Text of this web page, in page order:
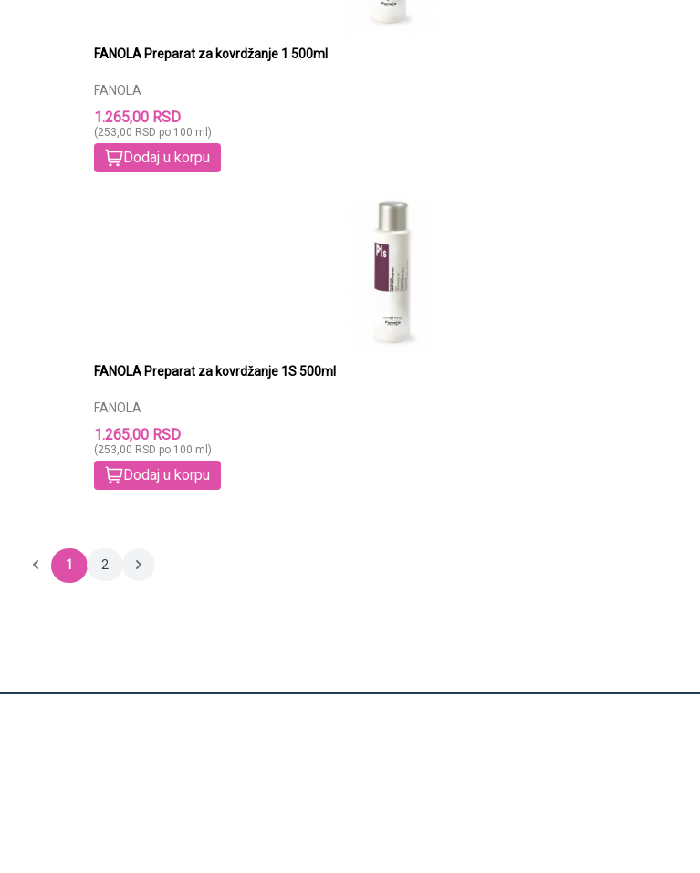
FANOLA Preparat za kovrdžanje 1 500ml
FANOLA
1.265,00 RSD
(253,00 RSD po 100 ml)
Dodaj u korpu
FANOLA Preparat za kovrdžanje 1S 500ml
FANOLA
1.265,00 RSD
(253,00 RSD po 100 ml)
Dodaj u korpu
1 2